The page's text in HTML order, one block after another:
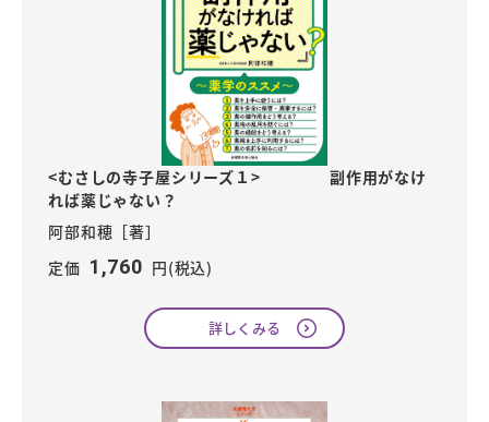
<むさしの寺子屋シリーズ１> 副作用がなけ
れば薬じゃない？
阿部和穂［著］
定価 1,760 円(税込)
詳しくみる